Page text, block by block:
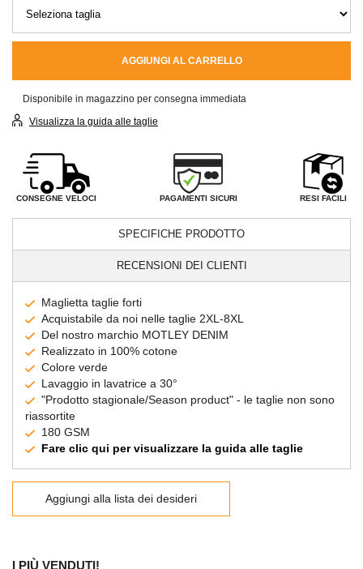
AGGIUNGI AL CARRELLO
Disponibile in magazzino per consegna immediata
Visualizza la guida alle taglie
CONSEGNE VELOCI PAGAMENTI SICURI RESI FACILI
SPECIFICHE PRODOTTO
RECENSIONI DEI CLIENTI
Maglietta taglie forti
Acquistabile da noi nelle taglie 2XL-8XL
Del nostro marchio MOTLEY DENIM
Realizzato in 100% cotone
Colore verde
Lavaggio in lavatrice a 30°
"Prodotto stagionale/Season product" - le taglie non sono
riassortite
180 GSM
Fare clic qui per visualizzare la guida alle taglie
Aggiungi alla lista dei desideri
I PIÙ VENDUTI!